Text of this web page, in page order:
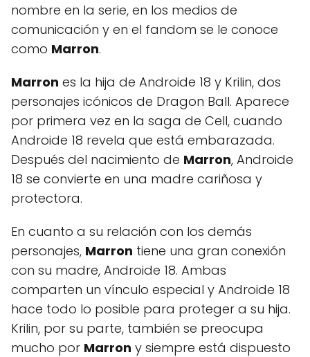
nombre en la serie, en los medios de
comunicación y en el fandom se le conoce
como Marron.
Marron es la hija de Androide 18 y Krilin, dos
personajes icónicos de Dragon Ball. Aparece
por primera vez en la saga de Cell, cuando
Androide 18 revela que está embarazada.
Después del nacimiento de Marron, Androide
18 se convierte en una madre cariñosa y
protectora.
En cuanto a su relación con los demás
personajes, Marron tiene una gran conexión
con su madre, Androide 18. Ambas
comparten un vínculo especial y Androide 18
hace todo lo posible para proteger a su hija.
Krilin, por su parte, también se preocupa
mucho por Marron y siempre está dispuesto